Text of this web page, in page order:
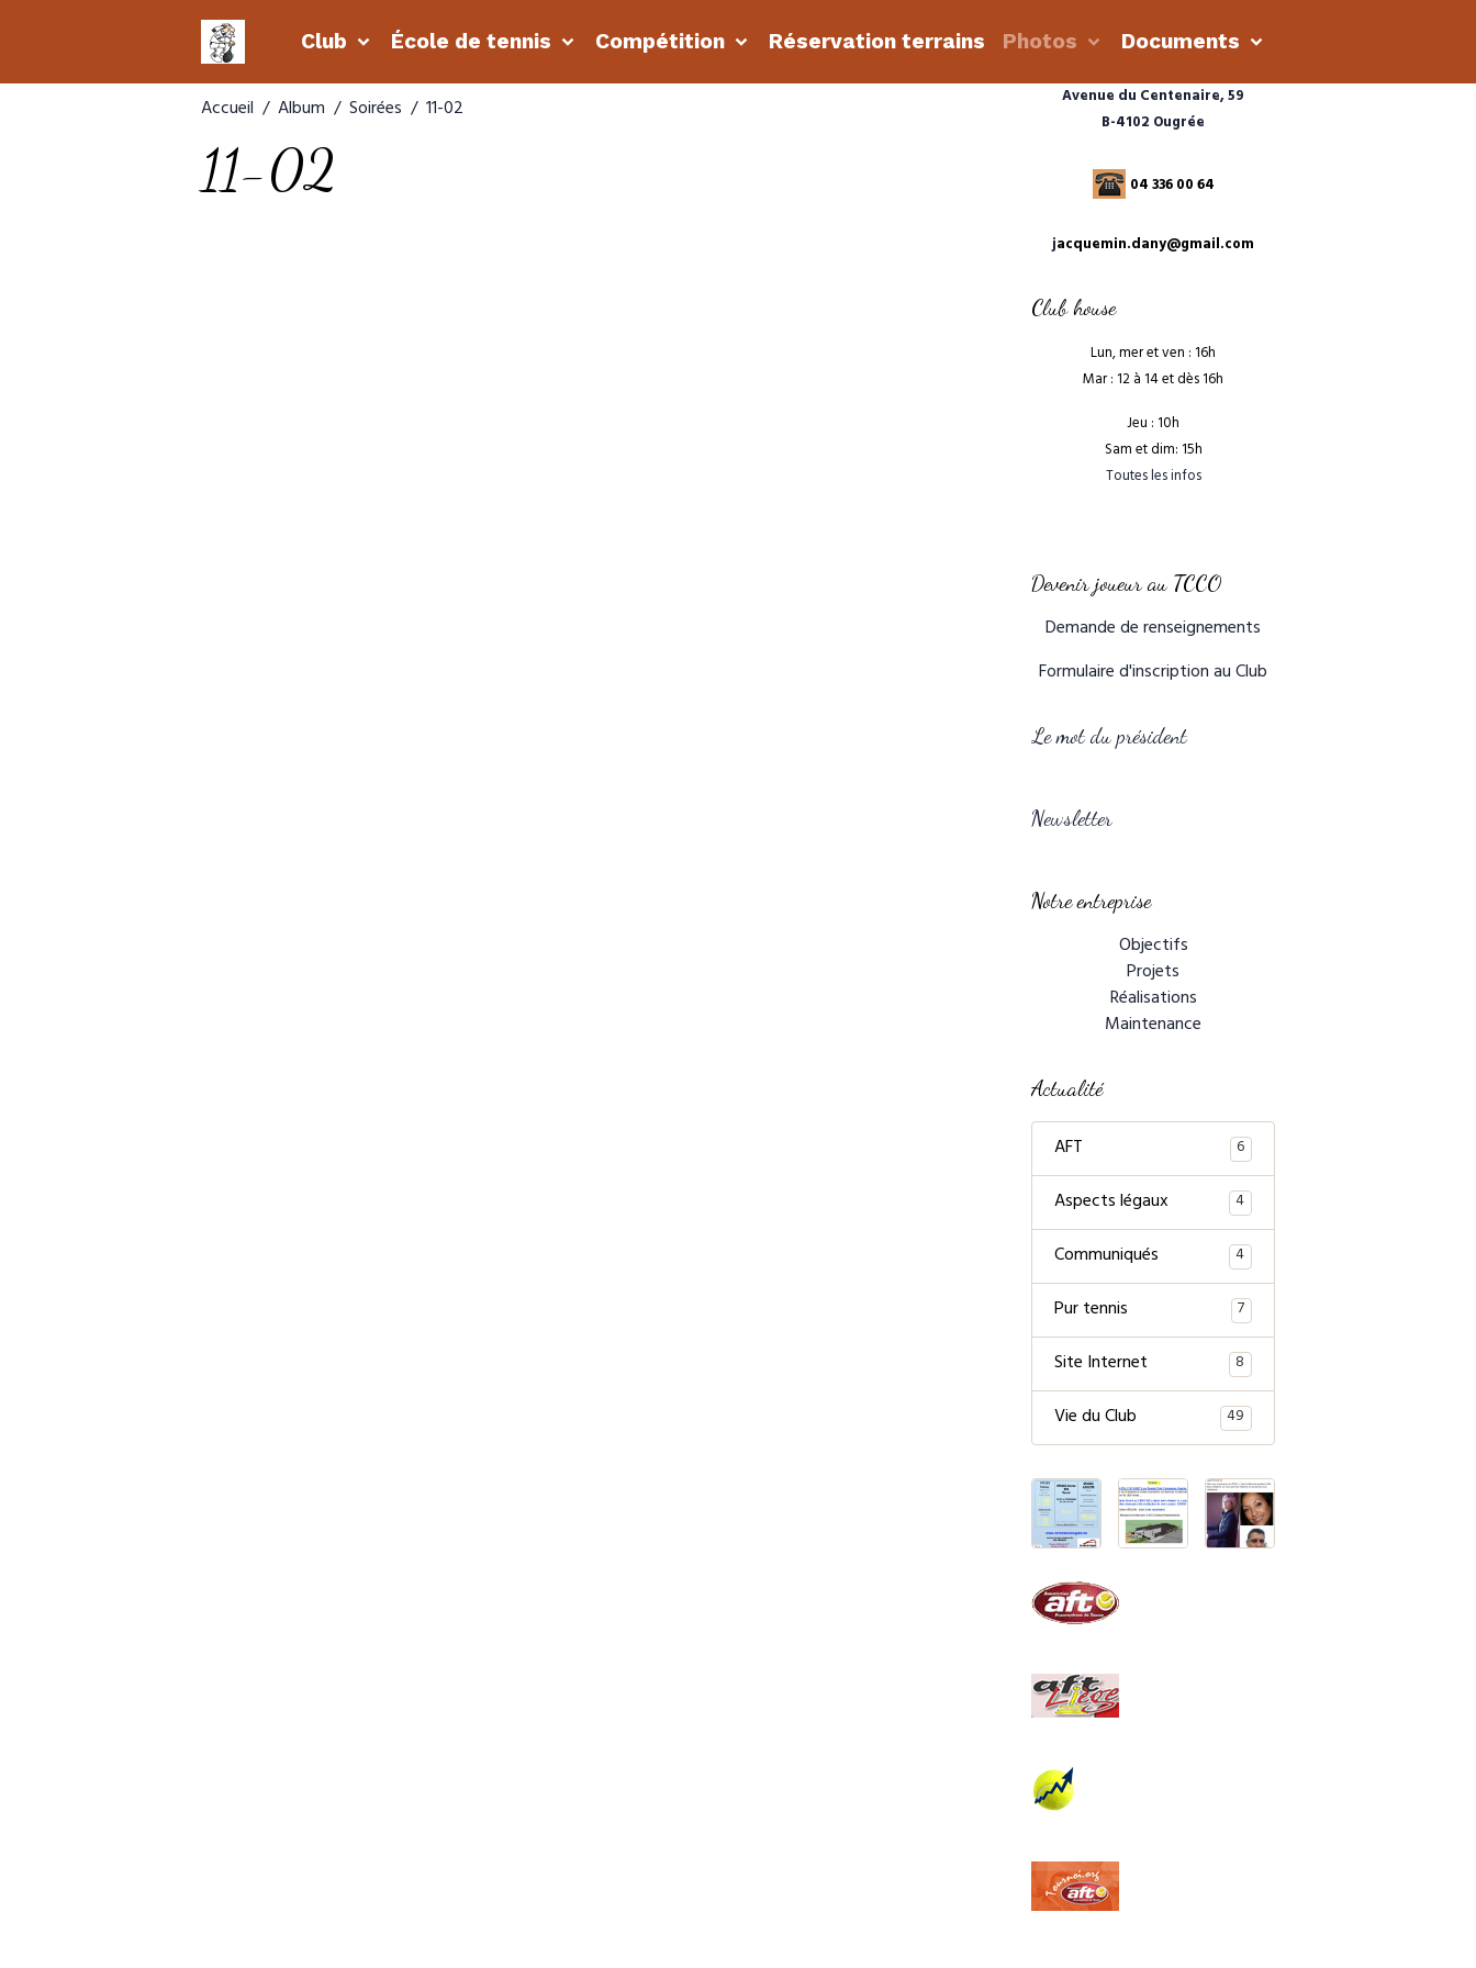
Club École de tennis Compétition Réservation terrains Photos Documents
Accueil Album Soirées 11-02
11-02
Avenue du Centenaire, 59
B-4102 Ougrée
04 336 00 64
jacquemin.dany@gmail.com
Club house
Lun, mer et ven : 16h
Mar : 12 à 14 et dès 16h
Jeu : 10h
Sam et dim: 15h
Toutes les infos
Devenir joueur au TCCO
Demande de renseignements
Formulaire d'inscription au Club
Le mot du président
Newsletter
Notre entreprise
Objectifs
Projets
Réalisations
Maintenance
Actualité
AFT 6
Aspects légaux 4
Communiqués 4
Pur tennis 7
Site Internet 8
Vie du Club 49